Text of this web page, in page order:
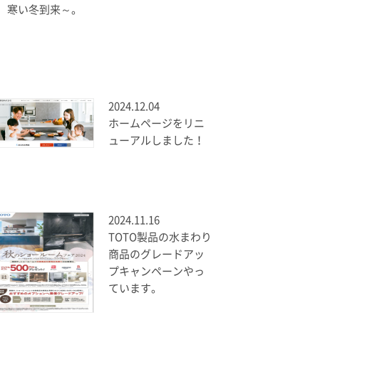
寒い冬到来～。
2024.12.04
ホームページをリニ
ューアルしました！
2024.11.16
TOTO製品の水まわり
商品のグレードアッ
プキャンペーンやっ
ています。